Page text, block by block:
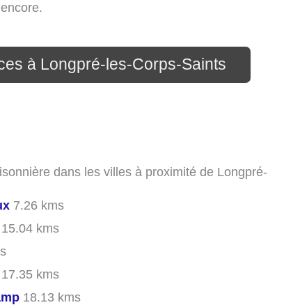
à Longpré-les-Corps-Saints
dans les villes à proximité de Longpré-
7.26 kms
15.04 kms
17.35 kms
18.13 kms